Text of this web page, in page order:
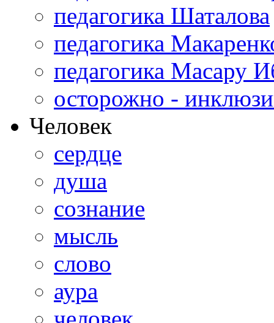
педагогика Шаталова
педагогика
педагогика Масару
осторожно -
Человек
сердце
душа
сознание
мысль
слово
аура